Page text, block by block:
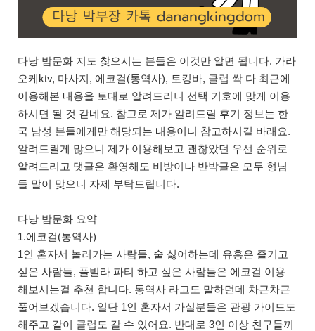
다낭 밤문화 지도 찾으시는 분들은 이것만 알면 됩니다. 가라
오케ktv, 마사지, 에코걸(통역사), 토킹바, 클럽 싹 다 최근에
이용해본 내용을 토대로 알려드리니 선택 기호에 맞게 이용
하시면 될 것 같네요. 참고로 제가 알려드릴 후기 정보는 한
국 남성 분들에게만 해당되는 내용이니 참고하시길 바래요.
알려드릴게 많으니 제가 이용해보고 괜찮았던 우선 순위로
알려드리고 댓글은 환영해도 비방이나 반박글은 모두 형님
들 말이 맞으니 자제 부탁드립니다.
다낭 밤문화 요약
1.에코걸(통역사)
1인 혼자서 놀러가는 사람들, 술 싫어하는데 유흥은 즐기고
싶은 사람들, 풀빌라 파티 하고 싶은 사람들은 에코걸 이용
해보시는걸 추천 합니다. 통역사 라고도 말하던데 차근차근
풀어보겠습니다. 일단 1인 혼자서 가실분들은 관광 가이드도
해주고 같이 클럽도 갈 수 있어요. 반대로 3인 이상 친구들끼